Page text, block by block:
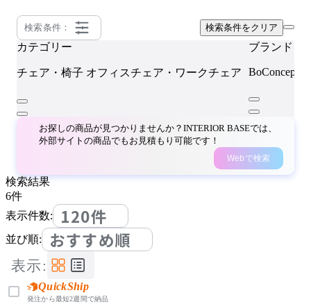
検索条件： 検索条件をクリア
カテゴリー
チェア・椅子 オフィスチェア・ワークチェア
ブランド
BoConcept
お探しの商品が見つかりませんか？INTERIOR BASEでは、
外部サイトの商品でもお見積もり可能です！
Webで検索
検索結果
6件
表示件数:
120件
並び順: おすすめ順
表示:
QuickShip
発注から最短2週間で納品